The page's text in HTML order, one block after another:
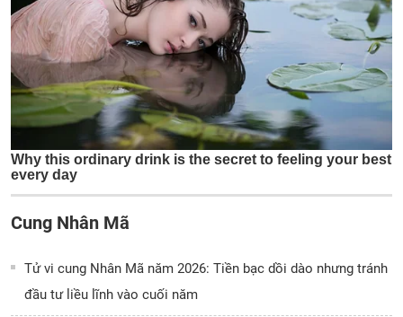
Cung Nhân Mã
Tử vi cung Nhân Mã năm 2026: Tiền bạc dồi dào nhưng tránh
đầu tư liều lĩnh vào cuối năm